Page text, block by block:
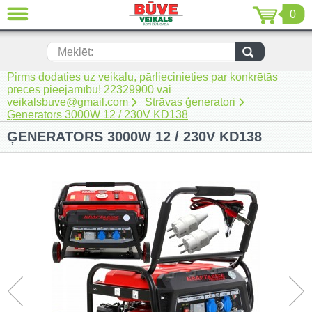
0
Meklēt:
Pirms dodaties uz veikalu, pārliecinieties par konkrētās
preces pieejamību! 22329900 vai
veikalsbuve@gmail.com
Strāvas ģeneratori
Ģenerators 3000W 12 / 230V KD138
ĢENERATORS 3000W 12 / 230V KD138
AIZVĒRT
Jaunumi (230)
Akumulatora instrumenti (205)
Akumulatoru lādētāji un piederumi
(116)
Auto piederumi (7)
Celtniecības tehnika (51)
Elektroinstrumenti (69)
Rokas elektroinstrumenti (2)